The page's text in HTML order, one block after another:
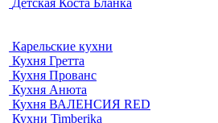
Карельские кухни
Кухня Гретта
Кухня Прованс
Кухня Анюта
Кухня ВАЛЕНСИЯ RED
Кухни Timberika